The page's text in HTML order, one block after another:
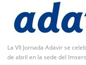
La VII Jornada Adavir se
de abril en la sede del